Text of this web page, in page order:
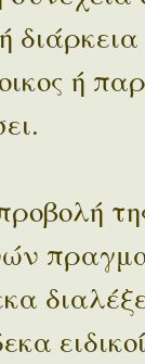
ή